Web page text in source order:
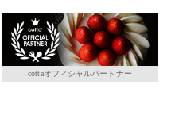
cottaオフィシャルパートナー